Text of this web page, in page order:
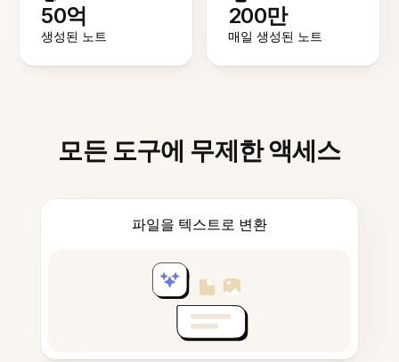
50억
생성된 노트
200만
매일 생성된 노트
모든 도구에 무제한 액세스
파일을 텍스트로 변환